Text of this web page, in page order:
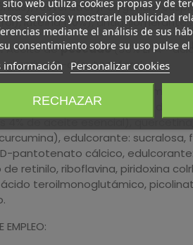
resveratrol )Polygonum
luteína (10%),
Aceite depescado(35% EPA -
glicerina, D-alfa-tocoferol.
Carbonato cálcico, sulfato
DL-alfa tocoferilo, aroma de
4% de aceite esencial),
edulcorante:
pantotenato cálcico,
retinilo, riboflavina, piridoxina
ácido teroilmonoglutámico,
EMPLEO:
sitio web utiliza cookies propias y de
servicios y mostrarle publicidad
mediante el análisis de sus
consentimiento sobre su uso pulse el
información Personalizar cookies
RECHAZAR